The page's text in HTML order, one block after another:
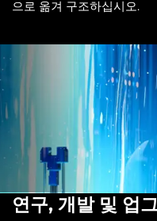
으로 옮겨 구조하십시오.
연구, 개발 및 업